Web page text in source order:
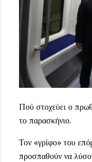
Πού στοχεύει ο
το παρασκήνιο.
Τον «γρίφο» του
προσπαθούν να